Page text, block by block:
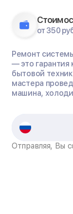
от 350
Ремонт
— это
бытовой
мастера
машина,
Отправляя, Вы